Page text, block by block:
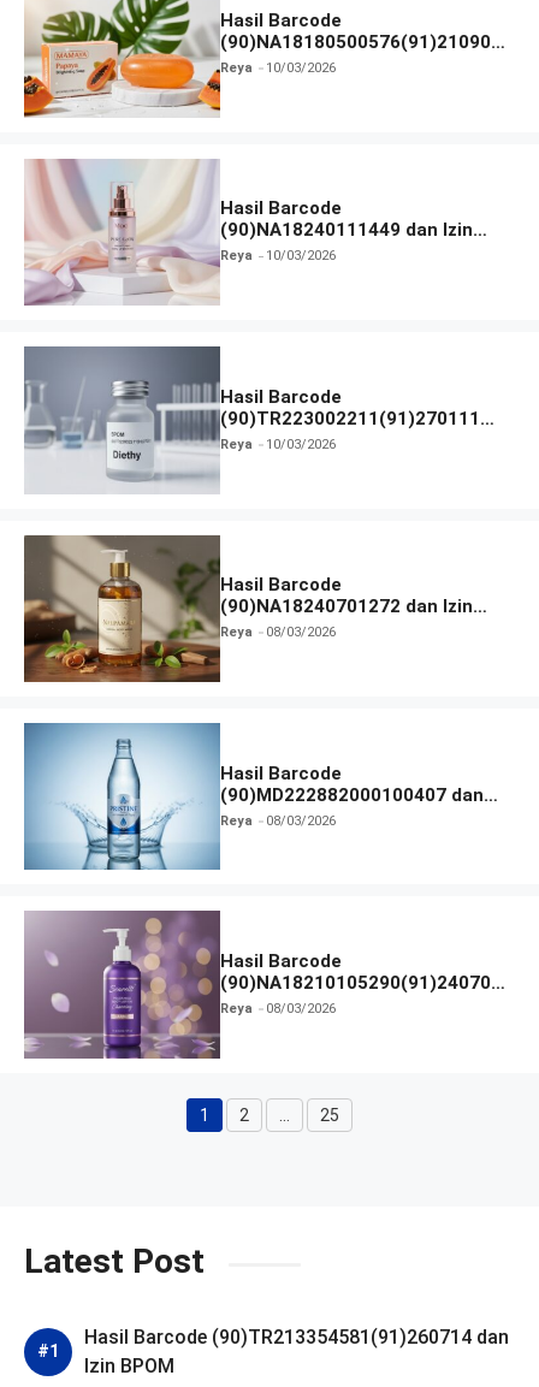
Hasil Barcode
(90)NA18180500576(91)210906
dan Izin BPOM
Reya 10/03/2026
Hasil Barcode
(90)NA18240111449 dan Izin
BPOM
Reya 10/03/2026
Hasil Barcode
(90)TR223002211(91)270111
dan Izin BPOM
Reya 10/03/2026
Hasil Barcode
(90)NA18240701272 dan Izin
BPOM
Reya 08/03/2026
Hasil Barcode
(90)MD222882000100407 dan
Izin BPOM
Reya 08/03/2026
Hasil Barcode
(90)NA18210105290(91)240703
dan Izin BPOM
Reya 08/03/2026
Halaman
1 Halaman
2 Halaman
25
Latest Post
Hasil Barcode (90)TR213354581(91)260714 dan
Izin BPOM